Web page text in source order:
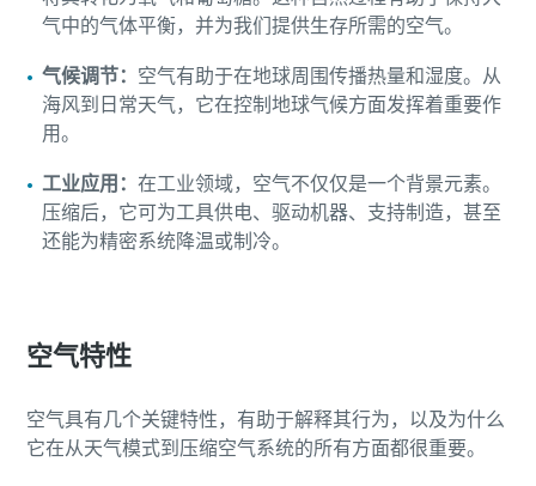
了解如何创建效率更高的气力输送流程。
了解详情
气中的气体平衡，并为我们提供生存所需的空气。
气候调节： 空气有助于在地球周围传播热量和湿度。从
海风到日常天气，它在控制地球气候方面发挥着重要作
用。
工业应用：在工业领域，空气不仅仅是一个背景元素。
压缩后，它可为工具供电、驱动机器、支持制造，甚至
还能为精密系统降温或制冷。
空气特性
空气具有几个关键特性，有助于解释其行为，以及为什么
它在从天气模式到压缩空气系统的所有方面都很重要。